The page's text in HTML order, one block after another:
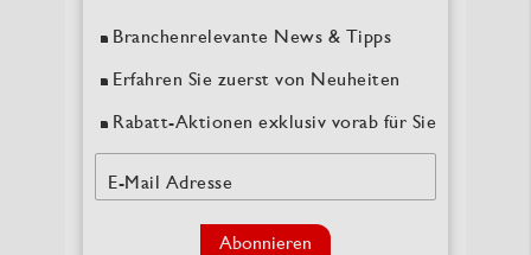
Branchenrelevante News & Tipps
Erfahren Sie zuerst von Neuheiten
Rabatt-Aktionen exklusiv vorab für Sie
E-Mail Adresse
Abonnieren